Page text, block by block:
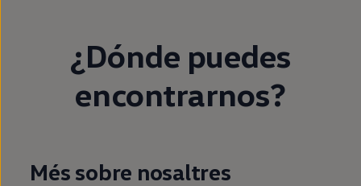
¿Dónde puedes
encontrarnos?
Més sobre nosaltres